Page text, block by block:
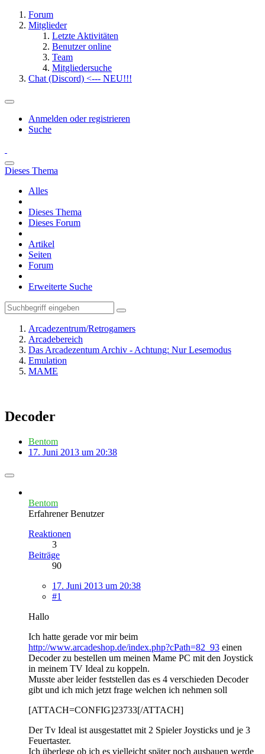
Forum
Mitglieder
Letzte Aktivitäten
Benutzer online
Team
Mitgliedersuche
Chat (Discord) <--- NEU!!!
Anmelden oder registrieren
Suche
Dieses Thema
Alles
Dieses Thema
Dieses Forum
Artikel
Seiten
Forum
Erweiterte Suche
Arcadezentrum/Retrogamers
Arcadebereich
Das Arcadezentum Archiv - Achtung: Nur Lesemodus
Emulation
MAME
Decoder
Bentom
17. Juni 2013 um 20:38
Bentom
Erfahrener Benutzer
Reaktionen
3
Beiträge
90
17. Juni 2013 um 20:38
#1
Hallo
Ich hatte gerade vor mir beim
http://www.arcadeshop.de/index.php?cPath=82_93 einen
Decoder zu bestellen um meinen Mame PC mit den Joystick
in meinem TV Ideal zu koppeln.
Musste aber leider feststellen das es 4 verschieden Decoder
gibt und ich mich jetzt frage welchen ich nehmen soll
[ATTACH=CONFIG]23733[/ATTACH]
Der Tv Ideal ist ausgestattet mit 2 Spieler Joysticks und je 3
Feuertaster.
Ich überlege ob ich es vielleicht später noch ausbauen werde